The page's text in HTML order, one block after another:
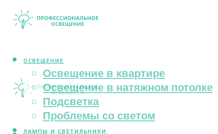
ОСВЕЩЕНИЕ
Освещение в квартире
Освещение в натяжном потолке
Подсветка
Проблемы со светом
ЛАМПЫ И СВЕТИЛЬНИКИ